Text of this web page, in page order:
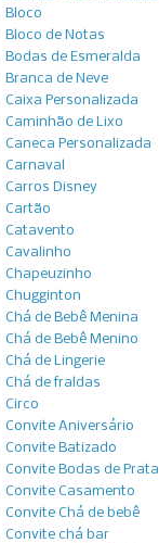
Bloco
Bloco de Notas
Bodas de Esmeralda
Branca de Neve
Caixa Personalizada
Caminhão de Lixo
Caneca Personalizada
Carnaval
Carros Disney
Cartão
Catavento
Cavalinho
Chapeuzinho
Chugginton
Chá de Bebê Menina
Chá de Bebê Menino
Chá de Lingerie
Chá de fraldas
Circo
Convite Aniversário
Convite Batizado
Convite Bodas de Prata
Convite Casamento
Convite Chá de bebê
Convite chá bar